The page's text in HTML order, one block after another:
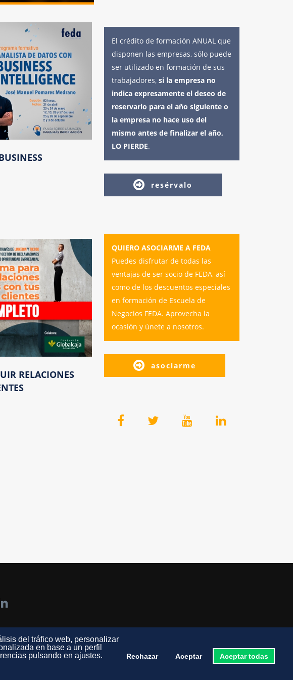
del tráfico web, personalizar
en base a un perfil
pulsando en ajustes.
Rechazar Aceptar Aceptar todas
RELACIONES
El crédito de formación ANUAL que
disponen las empresas, sólo puede
ser utilizado en formación de sus
trabajadores, si la empresa no
indica expresamente el deseo de
reservarlo para el año siguiente o
la empresa no hace uso del
mismo antes de finalizar el año,
LO PIERDE.
resérvalo
QUIERO ASOCIARME A FEDA
Puedes disfrutar de todas las
ventajas de ser socio de FEDA, así
como de los descuentos especiales
en formación de Escuela de
Negocios FEDA. Aprovecha la
ocasión y únete a nosotros.
asociarme